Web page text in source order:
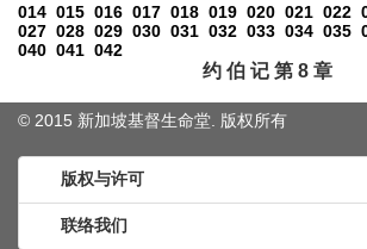
014 015 016 017 018 019 020 021 022
027 028 029 030 031 032 033 034 035
040 041 042
约 伯 记 第 8 章
© 2015 新加坡基督生命堂. 版权所有
版权与许可
联络我们